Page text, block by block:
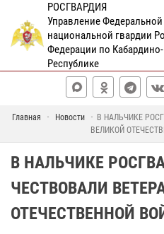
РОСГВАРДИЯ
Управление
национальной гвардии
Федерации по
Республике
Главная Новости
В НАЛЬЧИКЕ
ВЕЛИКОЙ
В НАЛЬЧИКЕ
ЧЕСТВОВАЛИ
ОТЕЧЕСТВЕННОЙ